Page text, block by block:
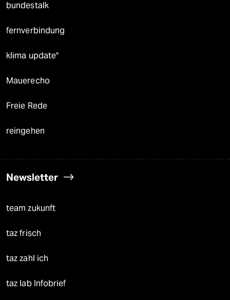
bundestalk
fernverbindung
klima update°
Mauerecho
Freie Rede
reingehen
Newsletter
team zukunft
taz frisch
taz zahl ich
taz lab Infobrief